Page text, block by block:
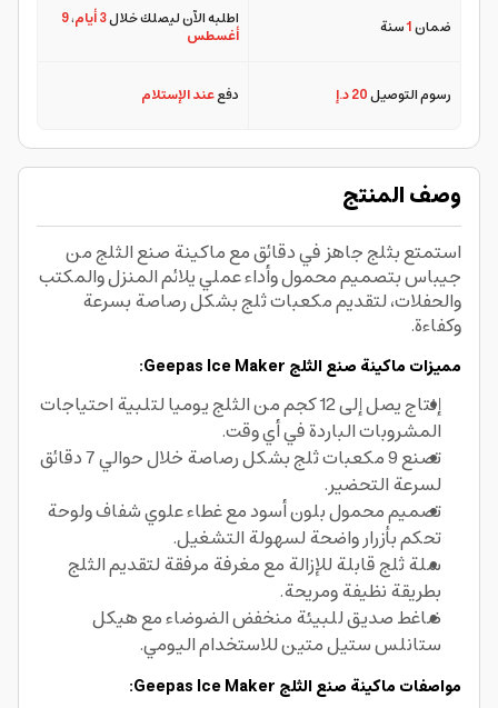
ضمان1سنة اطلبه الآن ليصلك خلال3 أيام ،9
أغسطس
رسوم التوصيل20 د.إ دفععند الإستلام
وصف المنتج
استمتع بثلج جاهز في دقائق مع ماكينة صنع الثلج من
جيباس بتصميم محمول وأداء عملي يلائم المنزل والمكتب
والحفلات، لتقديم مكعبات ثلج بشكل رصاصة بسرعة
وكفاءة.
مميزات ماكينة صنع الثلج Geepas Ice Maker:
إنتاج يصل إلى 12 كجم من الثلج يوميا لتلبية احتياجات
المشروبات الباردة في أي وقت.
تصنع 9 مكعبات ثلج بشكل رصاصة خلال حوالي 7 دقائق
لسرعة التحضير.
تصميم محمول بلون أسود مع غطاء علوي شفاف ولوحة
تحكم بأزرار واضحة لسهولة التشغيل.
سلة ثلج قابلة للإزالة مع مغرفة مرفقة لتقديم الثلج
بطريقة نظيفة ومريحة.
ضاغط صديق للبيئة منخفض الضوضاء مع هيكل
ستانلس ستيل متين للاستخدام اليومي.
مواصفات ماكينة صنع الثلج Geepas Ice Maker: